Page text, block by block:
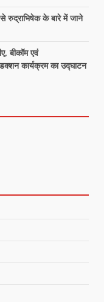
से रुद्राभिषेक के बारे में जाने
बीकॉम एवं
कार्यक्रम का उद्घाटन